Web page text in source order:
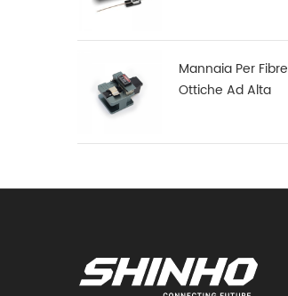
Mannaia Per Fibre
Ottiche Ad Alta